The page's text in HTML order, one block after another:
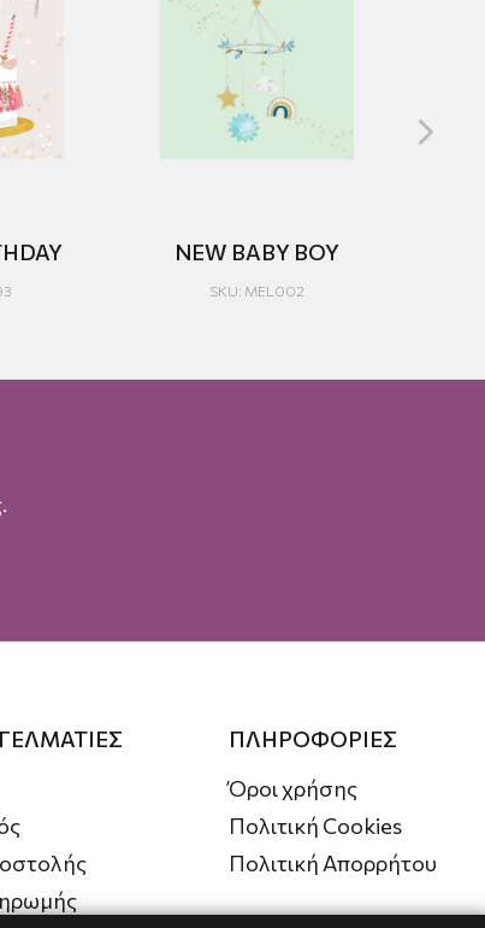
NEW BABY BOY
SKU: MEL002
ΠΛΗΡΟΦΟΡΙΕΣ
Όροι χρήσης
Πολιτική Cookies
Πολιτική Απορρήτου